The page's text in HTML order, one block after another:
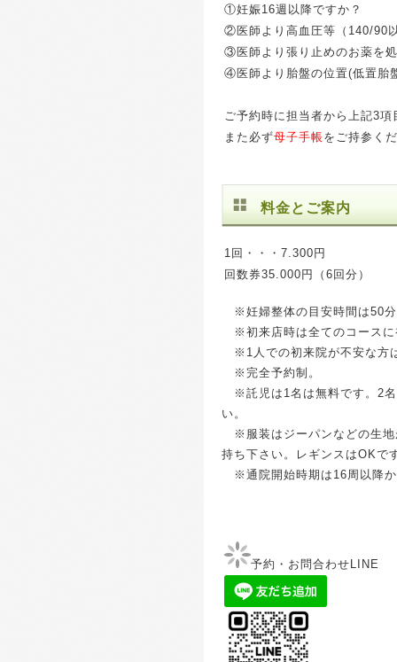
①妊娠16週以降ですか？
②医師より高血圧等（140/90
③医師より張り止めのお薬を
④医師より胎盤の位置(低置胎
ご予約時に担当者から上記3
また必ず母子手帳をご持参く
料金とご案内
1回・・・7.300円
回数券35.000円（6回分）
※妊婦整体の目安時間は50
※初来店時は全てのコースに
※1人での初来院が不安な方
※完全予約制。
※託児は1名は無料です。2名
い。
※服装はジーパンなどの生地
持ち下さい。レギンスはOKで
※通院開始時期は16周以降か
予約・お問合わせLINE